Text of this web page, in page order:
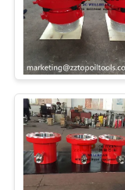
আমাদের
সম্পর্কে
কারখানা
ভ্রমণ
মান